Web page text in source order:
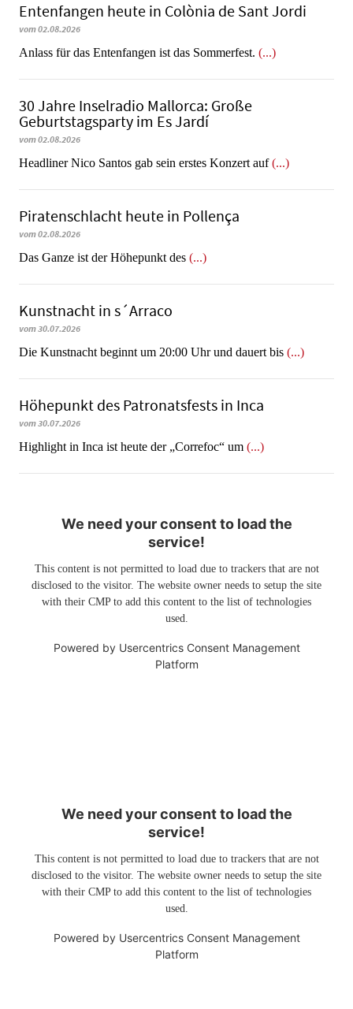
Entenfangen heute in Colònia de Sant Jordi
vom 02.08.2026
Anlass für das Entenfangen ist das Sommerfest. (...)
30 Jahre Inselradio Mallorca: Große
Geburtstagsparty im Es Jardí
vom 02.08.2026
Headliner Nico Santos gab sein erstes Konzert auf(...)
Piratenschlacht heute in Po­llen­ça
vom 02.08.2026
​​​​​​​Das Ganze ist der Höhepunkt des (...)
Kunstnacht in s´Arraco
vom 30.07.2026
Die Kunstnacht beginnt um 20:00 Uhr und dauert bis (...)
Höhepunkt des Patronatsfests in Inca
vom 30.07.2026
Highlight in Inca ist heute der „Correfoc“ um (...)
We need your consent to load the
service!
This content is not permitted to load due to trackers that are not
disclosed to the visitor. The website owner needs to setup the site
with their CMP to add this content to the list of technologies
used.
Powered by Usercentrics Consent Management
Platform
We need your consent to load the
service!
This content is not permitted to load due to trackers that are not
disclosed to the visitor. The website owner needs to setup the site
with their CMP to add this content to the list of technologies
used.
Powered by Usercentrics Consent Management
Platform